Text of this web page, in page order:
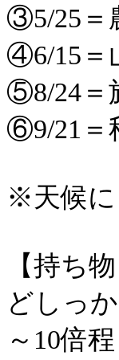
③5/25＝
④6/15＝
⑤8/24＝
⑥9/21＝
※天候に
【持ち
どしっ
～10倍